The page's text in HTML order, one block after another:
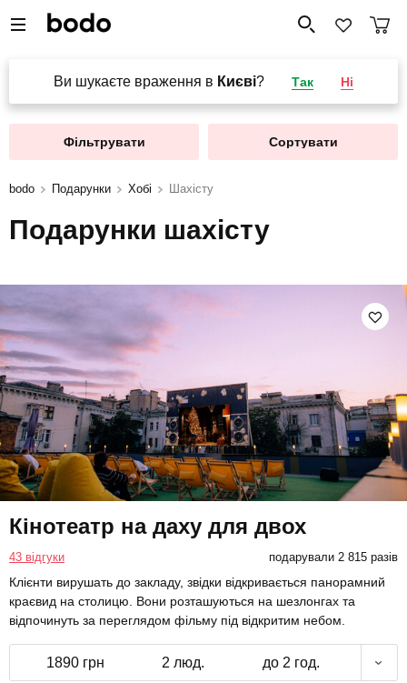
Ви шукаєте враження в Києві? Так Ні
Фільтрувати Сортувати
bodo Подарунки Хобі Шахісту
Подарунки шахісту
Кінотеатр на даху для двох
43 відгуки подарували 2 815 разів
Клієнти вирушать до закладу, звідки відкривається панорамний
краєвид на столицю. Вони розташуються на шезлонгах та
відпочинуть за переглядом фільму під відкритим небом.
1890 грн 2 люд. до 2 год.